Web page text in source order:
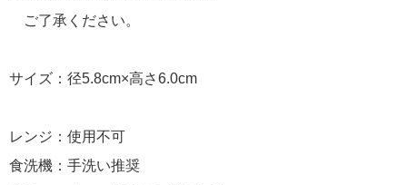
ご了承ください。
サイズ：径5.8cm×高さ6.0cm
レンジ：使用不可
食洗機：手洗い推奨